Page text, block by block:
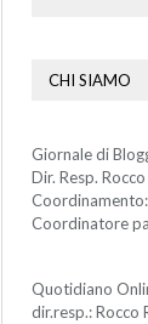
CHI SIAMO
Giornale di
Dir. Resp. Rocco
Coordinatore
Quotidiano
dir.resp.: Rocco